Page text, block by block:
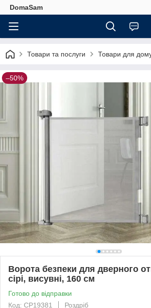
DomaSam
Товари та послуги Товари для
–50%
Ворота безпеки для дверного
сірі, висувні, 160 см
Готово до відправки
Код: СР19381
Роздріб